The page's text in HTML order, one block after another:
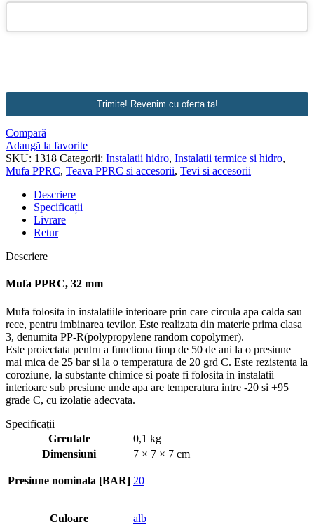
Trimite! Revenim cu oferta ta!
Compară
Adaugă la favorite
SKU: 1318 Categorii: Instalatii hidro, Instalatii termice si hidro,
Mufa PPRC, Teava PPRC si accesorii, Tevi si accesorii
Descriere
Specificații
Livrare
Retur
Descriere
Mufa PPRC, 32 mm
Mufa folosita in instalatiile interioare prin care circula apa calda sau
rece, pentru imbinarea tevilor. Este realizata din materie prima clasa
3, denumita PP-R(polypropylene random copolymer).
Este proiectata pentru a functiona timp de 50 de ani la o presiune
mai mica de 25 bar si la o temperatura de 20 grd C. Este rezistenta la
coroziune, la substante chimice si poate fi folosita in instalatii
interioare sub presiune unde apa are temperatura intre -20 si +95
grade C, cu izolatie adecvata.
Specificații
Greutate
0,1 kg
Dimensiuni
7 × 7 × 7 cm
Presiune nominala [BAR] 20
Culoare alb